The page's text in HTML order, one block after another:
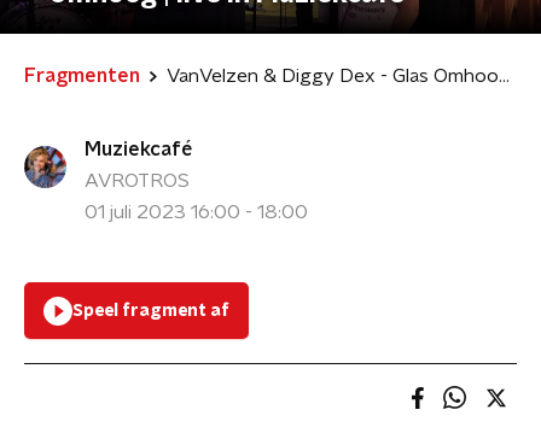
Fragmenten VanVelzen & Diggy Dex - Glas Omhoog | live in Muziekcafé
Muziekcafé
AVROTROS
01 juli 2023 16:00 - 18:00
Speel fragment af